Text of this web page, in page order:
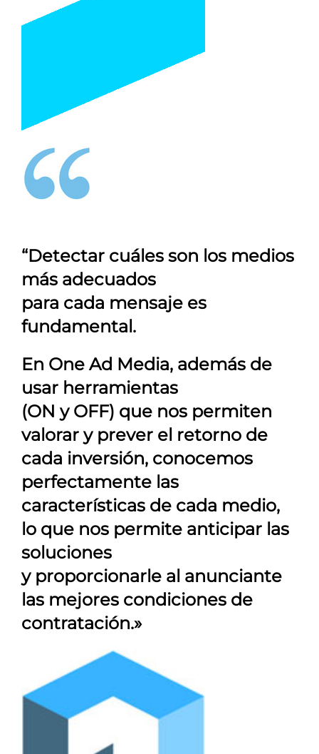
“Detectar cuáles son los medios
más adecuados
para cada mensaje es
fundamental.
En One Ad Media, además de
usar herramientas
(ON y OFF) que nos permiten
valorar y prever el retorno de
cada inversión, conocemos
perfectamente las
características de cada medio,
lo que nos permite anticipar las
soluciones
y proporcionarle al anunciante
las mejores condiciones de
contratación.»